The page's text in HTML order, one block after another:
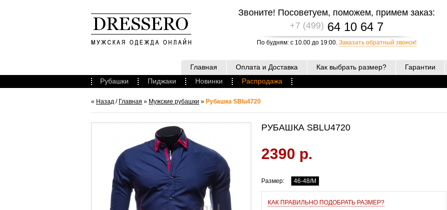
Звоните! Посоветуем, поможем, примем заказ:
+7 (499) 64 10 64 7
По будням: с 10.00 до 19:00. Заказать обратный звонок!
Главная Оплата и Доставка Как выбрать размер? Гарантии
Рубашки
Пиджаки Новинки Распродажа
« Назад / Главная » Мужские рубашки » Рубашка SBlu4720
РУБАШКА SBLU4720
2390 р.
Размер: 46-48/M
КАК ПРАВИЛЬНО ПОДОБРАТЬ РАЗМЕР?